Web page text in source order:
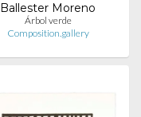
Ballester Moreno
Árbol verde
Composition.gallery